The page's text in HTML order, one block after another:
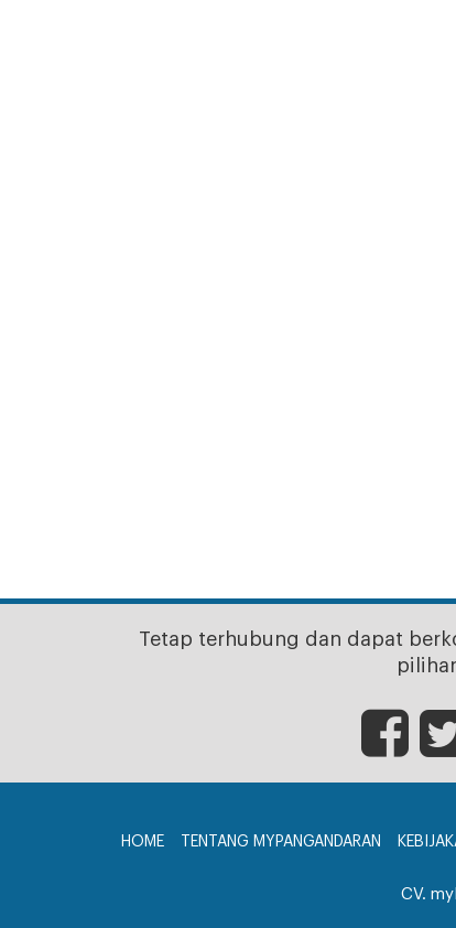
Tetap terhubung dan dapat
HOME TENTANG MYPANGANDARAN
CV.